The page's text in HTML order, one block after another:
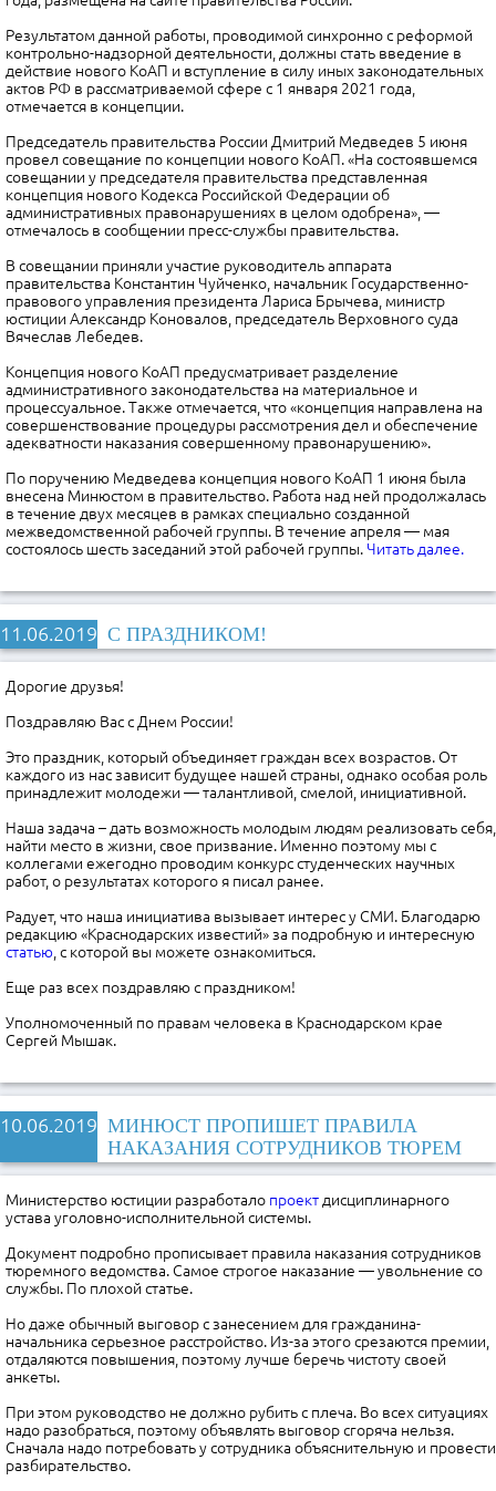
Результатом данной работы, проводимой синхронно с реформой
контрольно-надзорной деятельности, должны стать введение в
действие нового КоАП и вступление в силу иных законодательных
актов РФ в рассматриваемой сфере с 1 января 2021 года,
отмечается в концепции.
Председатель правительства России Дмитрий Медведев 5 июня
провел совещание по концепции нового КоАП. «На состоявшемся
совещании у председателя правительства представленная
концепция нового Кодекса Российской Федерации об
административных правонарушениях в целом одобрена», —
отмечалось в сообщении пресс-службы правительства.
В совещании приняли участие руководитель аппарата
правительства Константин Чуйченко, начальник Государственно-
правового управления президента Лариса Брычева, министр
юстиции Александр Коновалов, председатель Верховного суда
Вячеслав Лебедев.
Концепция нового КоАП предусматривает разделение
административного законодательства на материальное и
процессуальное. Также отмечается, что «концепция направлена на
совершенствование процедуры рассмотрения дел и обеспечение
адекватности наказания совершенному правонарушению».
По поручению Медведева концепция нового КоАП 1 июня была
внесена Минюстом в правительство. Работа над ней продолжалась
в течение двух месяцев в рамках специально созданной
межведомственной рабочей группы. В течение апреля — мая
состоялось шесть заседаний этой рабочей группы. Читать далее.
11.06.2019 C ПРАЗДНИКОМ!
Дорогие друзья!
Поздравляю Вас c Днем России!
Это праздник, который объединяет граждан всех возрастов. От
каждого из нас зависит будущее нашей страны, однако особая роль
принадлежит молодежи — талантливой, смелой, инициативной.
Наша задача – дать возможность молодым людям реализовать себя,
найти место в жизни, свое призвание. Именно поэтому мы с
коллегами ежегодно проводим конкурс студенческих научных
работ, о результатах которого я писал ранее.
Радует, что наша инициатива вызывает интерес у СМИ. Благодарю
редакцию «Краснодарских известий» за подробную и интересную
статью , с которой вы можете ознакомиться.
Еще раз всех поздравляю с праздником!
Уполномоченный по правам человека в Краснодарском крае
Сергей Мышак.
10.06.2019 МИНЮСТ ПРОПИШЕТ ПРАВИЛА
НАКАЗАНИЯ СОТРУДНИКОВ ТЮРЕМ
Министерство юстиции разработало проект дисциплинарного
устава уголовно-исполнительной системы.
Документ подробно прописывает правила наказания сотрудников
тюремного ведомства. Самое строгое наказание — увольнение со
службы. По плохой статье.
Но даже обычный выговор с занесением для гражданина-
начальника серьезное расстройство. Из-за этого срезаются премии,
отдаляются повышения, поэтому лучше беречь чистоту своей
анкеты.
При этом руководство не должно рубить с плеча. Во всех ситуациях
надо разобраться, поэтому объявлять выговор сгоряча нельзя.
Сначала надо потребовать у сотрудника объяснительную и провести
разбирательство.